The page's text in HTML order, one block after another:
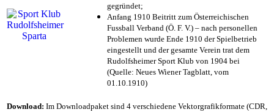
gegründet;
Anfang 1910 Beitritt zum Österreichischen
Fussball Verband (Ö. F. V.) – nach personellen
Problemen wurde Ende 1910 der Spielbetrieb
eingestellt und der gesamte Verein trat dem
Rudolfsheimer Sport Klub von 1904 bei
(Quelle: Neues Wiener Tagblatt, vom
01.10.1910)
Download: Im Downloadpaket sind 4 verschiedene Vektorgrafikformate (CDR,